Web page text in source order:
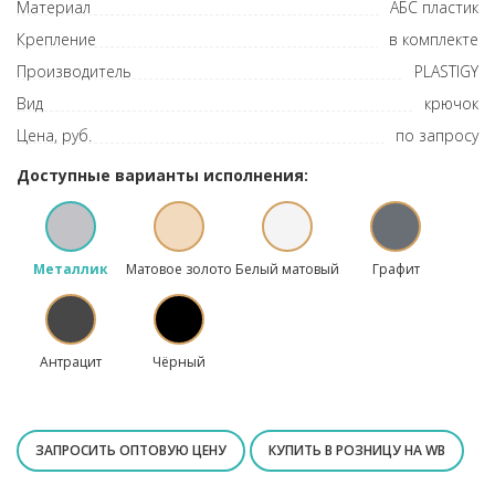
Материал
АБС пластик
Крепление
в комплекте
Производитель
PLASTIGY
Вид
крючок
Цена, руб.
по запросу
Доступные варианты исполнения:
Металлик Матовое золото Белый матовый Графит
Антрацит Чёрный
ЗАПРОСИТЬ ОПТОВУЮ ЦЕНУ КУПИТЬ В РОЗНИЦУ НА WB